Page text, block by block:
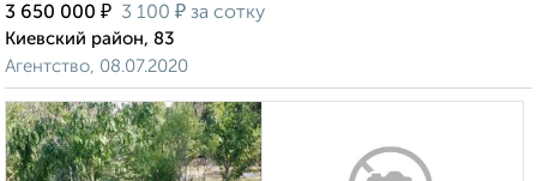
3 650 000 ₽ 3 100 ₽ за сотку
Киевский район, 83
Агентство, 08.07.2020